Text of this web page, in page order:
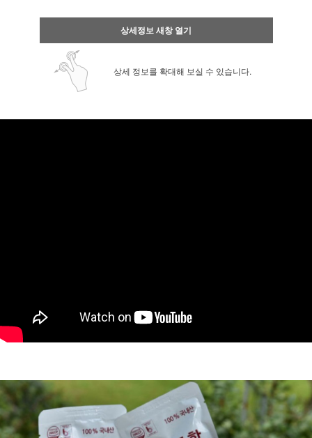
상세정보 새창 열기
상세 정보를 확대해 보실 수 있습니다.